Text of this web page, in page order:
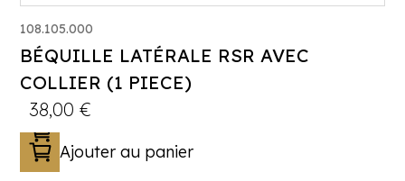
108.105.000
BÉQUILLE LATÉRALE RSR AVEC
COLLIER (1 PIECE)
38,00€
Ajouter au panier